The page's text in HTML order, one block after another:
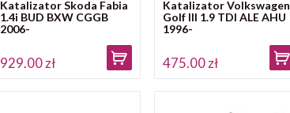
Katalizator Skoda Fabia
1.4i BUD BXW CGGB
2006-
929.00 zł
Katalizator Volkswagen
Golf III 1.9 TDI ALE AHU
1996-
475.00 zł